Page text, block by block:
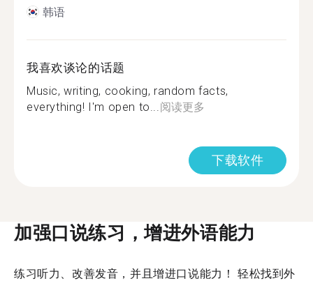
韩语
我喜欢谈论的话题
Music, writing, cooking, random facts,
everything! I'm open to... 阅读更多
下载软件
加强口说练习，增进外语能力
练习听力、改善发音，并且增进口说能力！ 轻松找到外